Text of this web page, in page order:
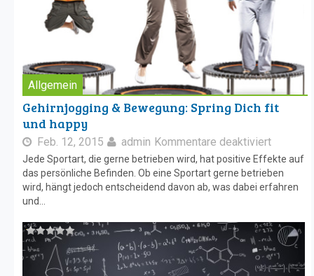
Allgemein
Gehirnjogging & Bewegung: Spring Dich fit
und happy
Feb. 12, 2015 admin Kommentare deaktiviert
Jede Sportart, die gerne betrieben wird, hat positive Effekte auf
das persönliche Befinden. Ob eine Sportart gerne betrieben
wird, hängt jedoch entscheidend davon ab, was dabei erfahren
und...